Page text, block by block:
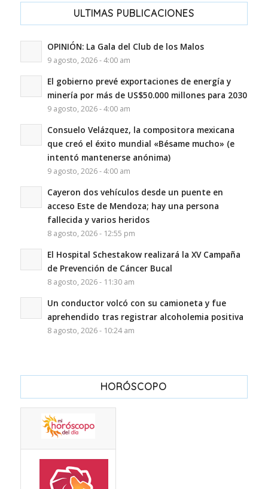
ULTIMAS PUBLICACIONES
OPINIÓN: La Gala del Club de los Malos
9 agosto, 2026 - 4:00 am
El gobierno prevé exportaciones de energía y
minería por más de US$50.000 millones para 2030
9 agosto, 2026 - 4:00 am
Consuelo Velázquez, la compositora mexicana
que creó el éxito mundial «Bésame mucho» (e
intentó mantenerse anónima)
9 agosto, 2026 - 4:00 am
Cayeron dos vehículos desde un puente en
acceso Este de Mendoza; hay una persona
fallecida y varios heridos
8 agosto, 2026 - 12:55 pm
El Hospital Schestakow realizará la XV Campaña
de Prevención de Cáncer Bucal
8 agosto, 2026 - 11:30 am
Un conductor volcó con su camioneta y fue
aprehendido tras registrar alcoholemia positiva
8 agosto, 2026 - 10:24 am
HORÓSCOPO